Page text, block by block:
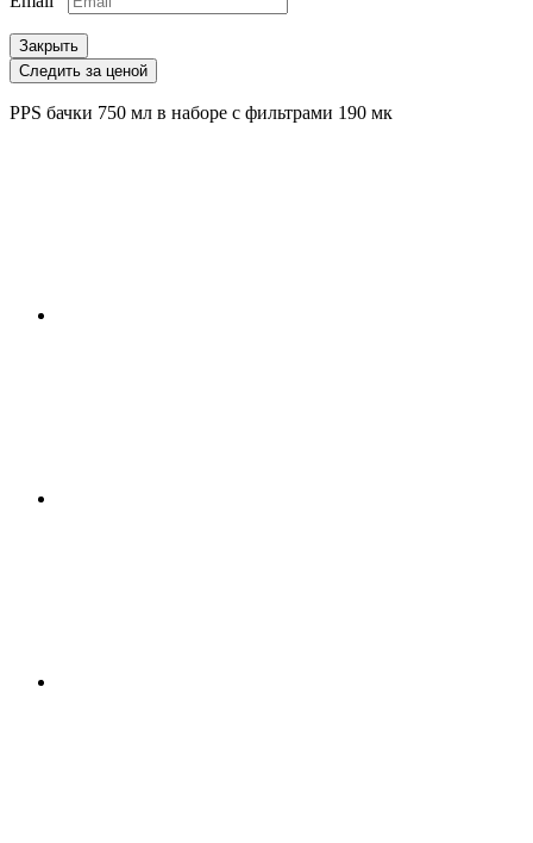
Закрыть
Следить за ценой
PPS бачки 750 мл в наборе с фильтрами 190 мк